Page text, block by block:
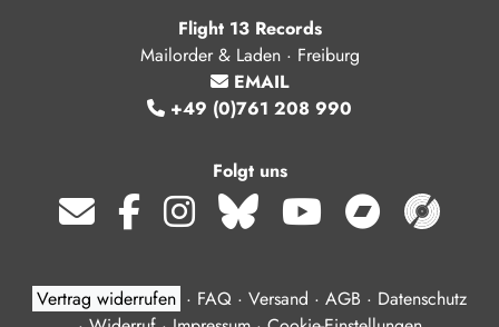
Flight 13 Records
Mailorder & Laden · Freiburg
EMAIL
+49 (0)761 208 990
Folgt uns
Vertrag widerrufen · FAQ · Versand · AGB · Datenschutz